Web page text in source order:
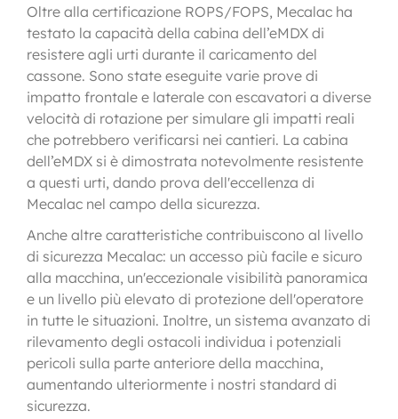
Oltre alla certificazione ROPS/FOPS, Mecalac ha
testato la capacità della cabina dell’eMDX di
resistere agli urti durante il caricamento del
cassone. Sono state eseguite varie prove di
impatto frontale e laterale con escavatori a diverse
velocità di rotazione per simulare gli impatti reali
che potrebbero verificarsi nei cantieri. La cabina
dell’eMDX si è dimostrata notevolmente resistente
a questi urti, dando prova dell'eccellenza di
Mecalac nel campo della sicurezza.
Anche altre caratteristiche contribuiscono al livello
di sicurezza Mecalac: un accesso più facile e sicuro
alla macchina, un'eccezionale visibilità panoramica
e un livello più elevato di protezione dell'operatore
in tutte le situazioni. Inoltre, un sistema avanzato di
rilevamento degli ostacoli individua i potenziali
pericoli sulla parte anteriore della macchina,
aumentando ulteriormente i nostri standard di
sicurezza.